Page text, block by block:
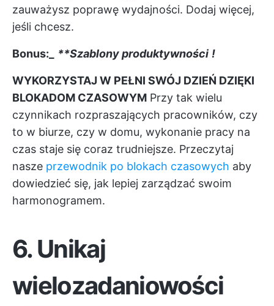
zauważysz poprawę wydajności. Dodaj więcej,
jeśli chcesz.
Bonus:_ **Szablony produktywności !
WYKORZYSTAJ W PEŁNI SWÓJ DZIEŃ DZIĘKI
BLOKADOM CZASOWYM Przy tak wielu
czynnikach rozpraszających pracowników, czy
to w biurze, czy w domu, wykonanie pracy na
czas staje się coraz trudniejsze. Przeczytaj
nasze przewodnik po blokach czasowych aby
dowiedzieć się, jak lepiej zarządzać swoim
harmonogramem.
6. Unikaj
wielozadaniowości